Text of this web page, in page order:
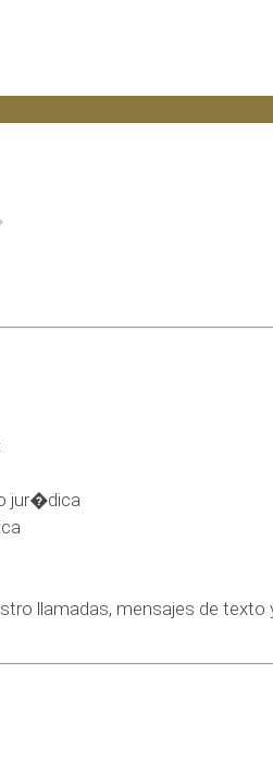
jur�dica
llamadas, mensajes de